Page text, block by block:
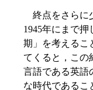
終点をさらに
1945年にまで
期」を考えるこ
てくると，この
言語である英語
な時代であるこ